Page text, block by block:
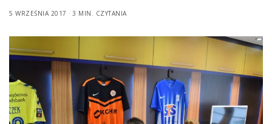
5 WRZEŚNIA 2017 3 MIN. CZYTANIA